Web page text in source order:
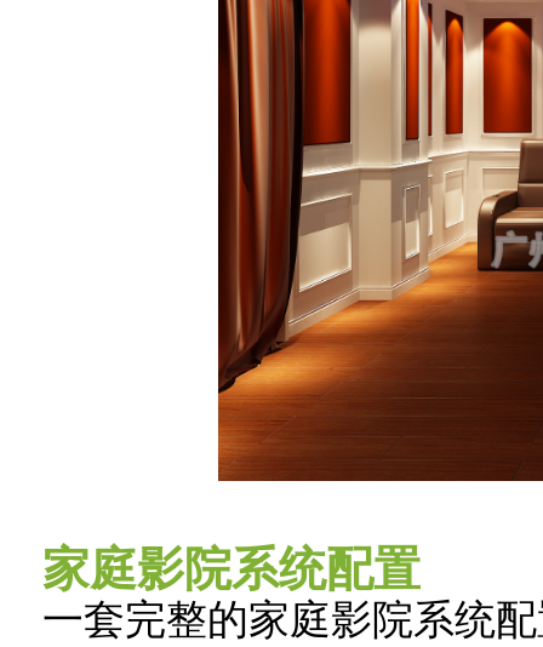
家庭影院系统配置
一套完整的家庭影院系统